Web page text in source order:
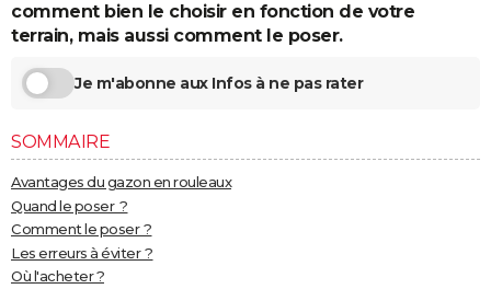
CARTE DE VOEUX
Dictionnaire
Biographies
Citations
Expressions
Proverbes
COPAINS D'AVANT
S'inscrire
Se connecter
Lycées
Collèges
Primaires
Universités
Entreprises
Service militaire
Avis de recherche
AVIS DE DÉCÈS
FORUM
Bricolage
Lifestyle
Culture
Sport
Auto
Television
Voyage
Cinema
comment bien le choisir en fonction de votre
terrain, mais aussi comment le poser.
Je m'abonne aux Infos à ne pas rater
SOMMAIRE
Avantages du gazon en rouleaux
Quand le poser ?
Comment le poser ?
Les erreurs à éviter ?
Où l'acheter ?